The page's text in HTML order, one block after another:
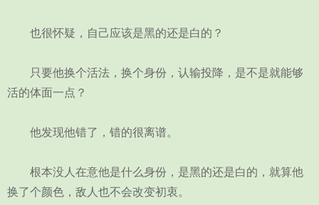
也很怀疑，自己应该是黑的还是白的？
只要他换个活法，换个身份，认输投降，是不是就能够
活的体面一点？
他发现他错了，错的很离谱。
根本没人在意他是什么身份，是黑的还是白的，就算他
换了个颜色，敌人也不会改变初衷。